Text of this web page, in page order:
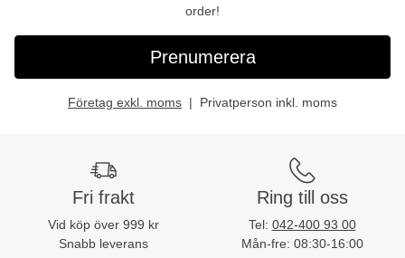
order!
Prenumerera
Företag exkl. moms Privatperson inkl. moms
Fri frakt
Vid köp över 999 kr
Snabb leverans
Ring till oss
Tel: 042-400 93 00
Mån-fre: 08:30-16:00